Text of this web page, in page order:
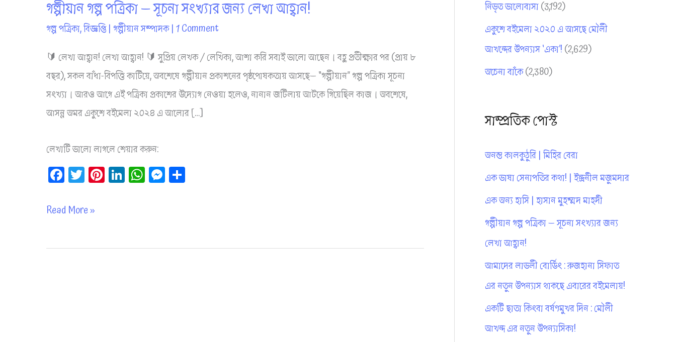
গল্পীয়ান গল্প পত্রিকা — সূচনা সংখ্যার জন্য লেখা আহ্বান!
গল্প পত্রিকা,বিজ্ঞপ্তি| গল্পীয়ান সম্পাদক|1 Comment
🔰 লেখা আহ্বান! লেখা আহ্বান! 🔰 সুপ্রিয় লেখক / লেখিকা, আশা করি সবাই ভালো আছেন। বহু প্রতীক্ষার পর (প্রায় ৮
বছর), সকল বাঁধা-বিপত্তি কাটিয়ে, অবশেষে গল্পীয়ান প্রকাশনের পৃষ্ঠপোষকতায় আসছে— “গল্পীয়ান” গল্প পত্রিকা সূচনা
সংখ্যা। আরও আগে এই পত্রিকা প্রকাশের উদ্যোগ নেওয়া হলেও, নানান জটিলায় আটকে গিয়েছিল কাজ। অবশেষে,
আসন্ন অমর একুশে বইমেলা ২০২৪ এ আলোর […]
লেখাটি ভালো লাগলে শেয়ার করুন:
Fa
ce
bo
T
wi
tt
Pi
nt
Li
nk
W
ha
M
es
গল্পীয়ান
পত্রিকা
Read More »
নিভৃত ভালোবাসা(3,192)
একুশে বইমেলা ২০২০ এ আসছে মৌলী
আখন্দের উপন্যাস ‘একা’!(2,629)
অচেনা বাঁকে(2,380)
সাম্প্রতিক পোস্ট
অনন্ত কালকুঠুরি | মিহির বেরা
এক ভাষা সেনাপতির কথা! | ইন্দ্রনীল মজুমদার
এক অন্য হাসি | হাসান মুহম্মদ মাহদী
গল্পীয়ান গল্প পত্রিকা — সূচনা সংখ্যার জন্য
লেখা আহ্বান!
আমাদের লাভলী বোর্ডিং : রুজহানা সিফাত
এর নতুন উপন্যাস থাকছে এবারের বইমেলায়!
একটি ছাতা কিংবা বর্ষণমুখর দিন : মৌলী
আখন্দ এর নতুন উপন্যাসিকা!